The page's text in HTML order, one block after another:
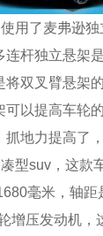
用了麦弗逊
连杆独立悬架
将双叉臂悬架
可以提高车轮
地力提高了
型suv，这款
毫米，轴
增压发动机，